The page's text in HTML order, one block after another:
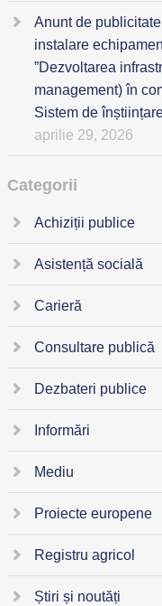
Anunt de
instalare
”Dezvoltarea
management) în
Sistem de
aprilie 29, 2026
Categorii
Achiziții publice
Asistență socială
Carieră
Consultare publică
Dezbateri publice
Informări
Mediu
Proiecte europene
Registru agricol
Știri și noutăți